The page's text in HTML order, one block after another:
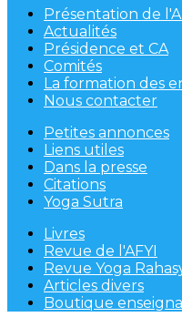
Présentation de
Actualités
Présidence et CA
Comités
La formation des
Nous contacter
Petites annonces
Liens utiles
Dans la presse
Citations
Yoga Sutra
Livres
Revue de l'AFYI
Revue Yoga
Articles divers
Boutique